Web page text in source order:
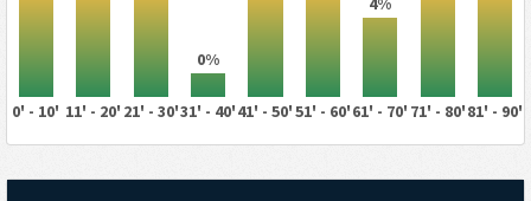
0%
0' - 10' 11' - 20' 21' - 30'31' - 40'41' - 50'51' - 60'61' - 70' 71' - 80'81' - 90'